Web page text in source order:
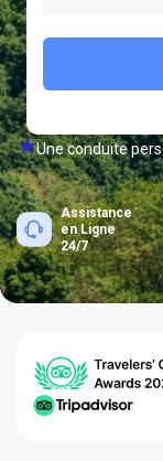
Une conduite
Assistance
en Ligne
24/7